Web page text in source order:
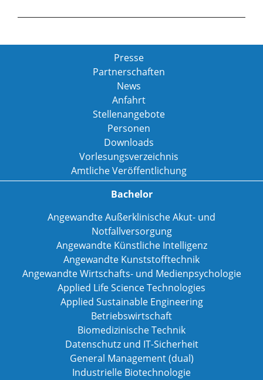
Presse
Partnerschaften
News
Anfahrt
Stellenangebote
Personen
Downloads
Vorlesungsverzeichnis
Amtliche Veröffentlichung
Bachelor
Angewandte Außerklinische Akut- und
Notfallversorgung
Angewandte Künstliche Intelligenz
Angewandte Kunststofftechnik
Angewandte Wirtschafts- und Medienpsychologie
Applied Life Science Technologies
Applied Sustainable Engineering
Betriebswirtschaft
Biomedizinische Technik
Datenschutz und IT-Sicherheit
General Management (dual)
Industrielle Biotechnologie